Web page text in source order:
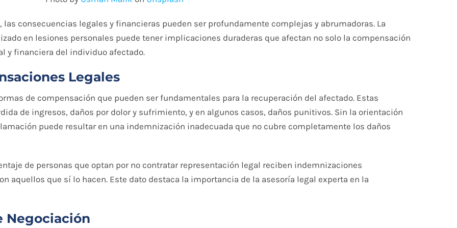
consecuencias legales y financieras pueden ser profundamente complejas y abrumadoras. La
en lesiones personales puede tener implicaciones duraderas que afectan no solo la compensación
y financiera del individuo afectado.
Legales
de compensación que pueden ser fundamentales para la recuperación del afectado. Estas
de ingresos, daños por dolor y sufrimiento, y en algunos casos, daños punitivos. Sin la orientación
puede resultar en una indemnización inadecuada que no cubre completamente los daños
de personas que optan por no contratar representación legal reciben indemnizaciones
aquellos que sí lo hacen. Este dato destaca la importancia de la asesoría legal experta en la
Negociación